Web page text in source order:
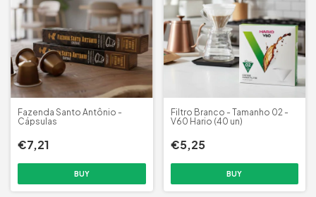
Fazenda Santo Antônio -
Cápsulas
€7,21
Filtro Branco - Tamanho 02 -
V60 Hario (40 un)
€5,25